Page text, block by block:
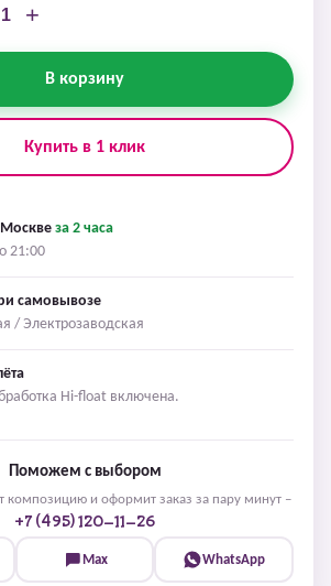
+
В корзину
Купить в 1 клик
Москвеза 2 часа
21:00
самовывозе
/ Электрозаводская
Hi-float включена.
Поможем с выбором
композицию и оформит заказ за пару минут –
+7 (495) 120-11-26
Max WhatsApp